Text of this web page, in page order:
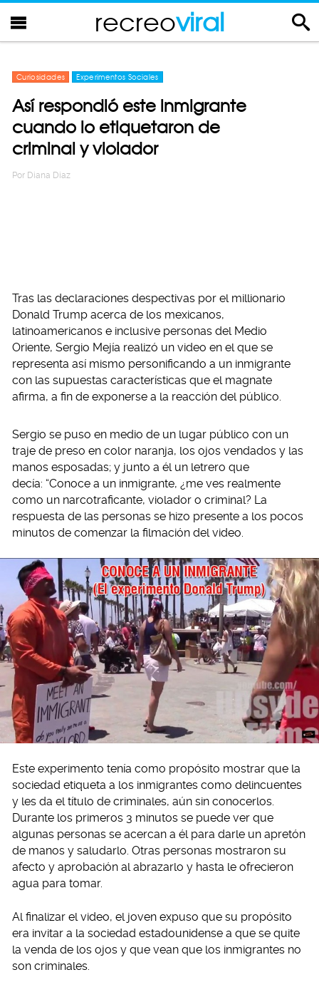
recreoviral
Curiosidades Experimentos Sociales
Así respondió este inmigrante
cuando lo etiquetaron de
criminal y violador
Por Diana Diaz
Tras las declaraciones despectivas por el millionario
Donald Trump acerca de los mexicanos,
latinoamericanos e inclusive personas del Medio
Oriente, Sergio Mejía realizó un video en el que se
representa así mismo personificando a un inmigrante
con las supuestas características que el magnate
afirma, a fin de exponerse a la reacción del público.
Sergio se puso en medio de un lugar público con un
traje de preso en color naranja, los ojos vendados y las
manos esposadas; y junto a él un letrero que
decía: “Conoce a un inmigrante, ¿me ves realmente
como un narcotraficante, violador o criminal? La
respuesta de las personas se hizo presente a los pocos
minutos de comenzar la filmación del video.
Este experimento tenía como propósito mostrar que la
sociedad etiqueta a los inmigrantes como delincuentes
y les da el título de criminales, aún sin conocerlos.
Durante los primeros 3 minutos se puede ver que
algunas personas se acercan a él para darle un apretón
de manos y saludarlo. Otras personas mostraron su
afecto y aprobación al abrazarlo y hasta le ofrecieron
agua para tomar.
Al finalizar el video, el joven expuso que su propósito
era invitar a la sociedad estadounidense a que se quite
la venda de los ojos y que vean que los inmigrantes no
son criminales.